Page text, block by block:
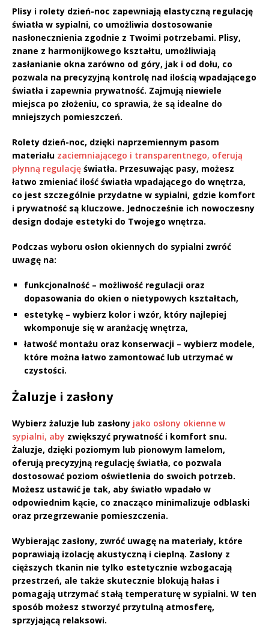
Plisy i rolety dzień-noc zapewniają elastyczną regulację
światła w sypialni, co umożliwia dostosowanie
nasłonecznienia zgodnie z Twoimi potrzebami. Plisy,
znane z harmonijkowego kształtu, umożliwiają
zasłanianie okna zarówno od góry, jak i od dołu, co
pozwala na precyzyjną kontrolę nad ilością wpadającego
światła i zapewnia prywatność. Zajmują niewiele
miejsca po złożeniu, co sprawia, że są idealne do
mniejszych pomieszczeń.
Rolety dzień-noc, dzięki naprzemiennym pasom
materiału zaciemniającego i transparentnego, oferują
płynną regulację światła. Przesuwając pasy, możesz
łatwo zmieniać ilość światła wpadającego do wnętrza,
co jest szczególnie przydatne w sypialni, gdzie komfort
i prywatność są kluczowe. Jednocześnie ich nowoczesny
design dodaje estetyki do Twojego wnętrza.
Podczas wyboru osłon okiennych do sypialni zwróć
uwagę na:
funkcjonalność – możliwość regulacji oraz
dopasowania do okien o nietypowych kształtach,
estetykę – wybierz kolor i wzór, który najlepiej
wkomponuje się w aranżację wnętrza,
łatwość montażu oraz konserwacji – wybierz modele,
które można łatwo zamontować lub utrzymać w
czystości.
Żaluzje i zasłony
Wybierz żaluzje lub zasłony jako osłony okienne w
sypialni, aby zwiększyć prywatność i komfort snu.
Żaluzje, dzięki poziomym lub pionowym lamelom,
oferują precyzyjną regulację światła, co pozwala
dostosować poziom oświetlenia do swoich potrzeb.
Możesz ustawić je tak, aby światło wpadało w
odpowiednim kącie, co znacząco minimalizuje odblaski
oraz przegrzewanie pomieszczenia.
Wybierając zasłony, zwróć uwagę na materiały, które
poprawiają izolację akustyczną i cieplną. Zasłony z
cięższych tkanin nie tylko estetycznie wzbogacają
przestrzeń, ale także skutecznie blokują hałas i
pomagają utrzymać stałą temperaturę w sypialni. W ten
sposób możesz stworzyć przytulną atmosferę,
sprzyjającą relaksowi.